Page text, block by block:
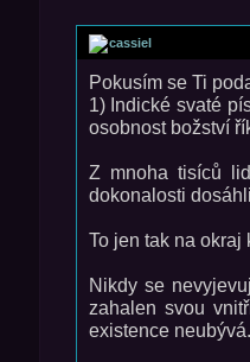
cassiel
Pokusím se Ti
1) Indické svaté
osobnost božství
Z mnoha tisíců
dokonalosti
To jen tak na okraj
Nikdy se
zahalen svou
existence